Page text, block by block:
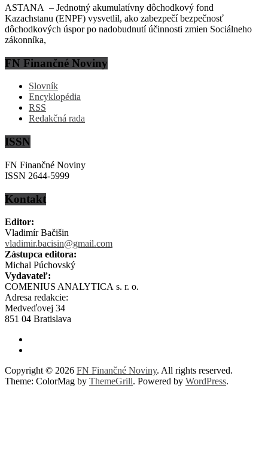
ASTANA – Jednotný akumulatívny dôchodkový fond
Kazachstanu (ENPF) vysvetlil, ako zabezpečí bezpečnosť
dôchodkových úspor po nadobudnutí účinnosti zmien Sociálneho
zákonníka,
FN Finančné Noviny
Slovník
Encyklopédia
RSS
Redakčná rada
ISSN
FN Finančné Noviny
ISSN 2644-5999
Kontakt
Editor:
Vladimír Bačišin
vladimir.bacisin@gmail.com
Zástupca editora:
Michal Púchovský
Vydavateľ:
COMENIUS ANALYTICA s. r. o.
Adresa redakcie:
Medveďovej 34
851 04 Bratislava
Copyright © 2026 FN Finančné Noviny. All rights reserved.
Theme: ColorMag by ThemeGrill. Powered by WordPress.